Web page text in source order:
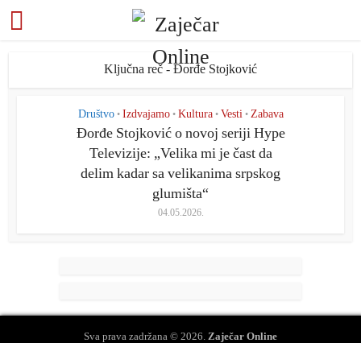
Ključna reč - Đorđe Stojković
Društvo • Izdvajamo • Kultura • Vesti • Zabava
Đorđe Stojković o novoj seriji Hype
Televizije: „Velika mi je čast da
delim kadar sa velikanima srpskog
glumišta“
04.05.2026.
Sva prava zadržana © 2026. Zaječar Online